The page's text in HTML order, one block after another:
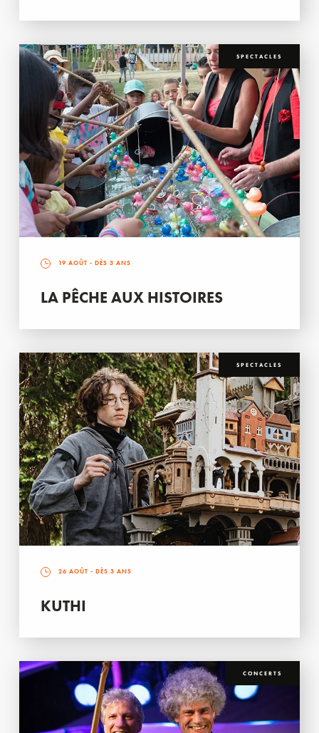
SPECTACLES
19 AOÛT - DÈS 3 ANS
LA PÊCHE AUX HISTOIRES
SPECTACLES
26 AOÛT - DÈS 3 ANS
KUTHI
CONCERTS